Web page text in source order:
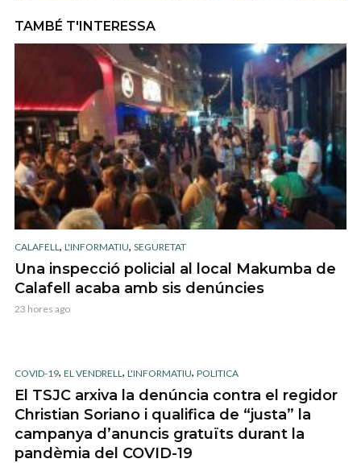
TAMBÉ T'INTERESSA
CALAFELL, L'INFORMATIU, SEGURETAT
Una inspecció policial al local Makumba de
Calafell acaba amb sis denúncies
23 hores ago
COVID-19, EL VENDRELL , L'INFORMATIU, POLITICA
El TSJC arxiva la denúncia contra el regidor
Christian Soriano i qualifica de “justa” la
campanya d’anuncis gratuïts durant la
pandèmia del COVID-19